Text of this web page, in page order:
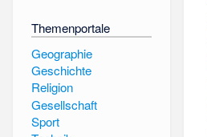
Themenportale
Geographie
Geschichte
Religion
Gesellschaft
Sport